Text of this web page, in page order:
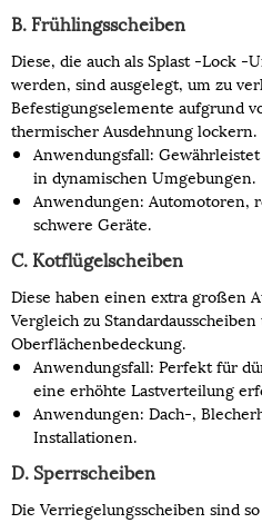
B. Frühlingsscheiben
Diese, die auch als Splast -Lock -
werden, sind ausgelegt, um zu
Befestigungselemente aufgrund
thermischer Ausdehnung lockern.
Anwendungsfall:
in dynamischen Umgebungen.
Anwendungen: Automotoren,
schwere Geräte.
C. Kotflügelscheiben
Diese haben einen extra großen
Vergleich zu
Oberflächenbedeckung.
Anwendungsfall: Perfekt für
eine erhöhte Lastverteilung
Anwendungen: Dach-,
Installationen.
D. Sperrscheiben
Die Verriegelungsscheiben sind